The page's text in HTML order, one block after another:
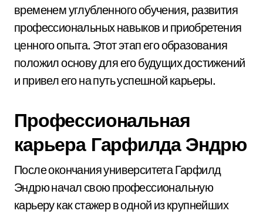
временем углубленного обучения, развития
профессиональных навыков и приобретения
ценного опыта. Этот этап его образования
положил основу для его будущих достижений
и привел его на путь успешной карьеры.
Профессиональная
карьера Гарфилда Эндрю
После окончания университета Гарфилд
Эндрю начал свою профессиональную
карьеру как стажер в одной из крупнейших